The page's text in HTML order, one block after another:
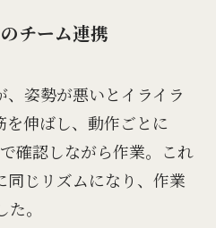
チーム連携
姿勢が悪いとイライラ
伸ばし、動作ごとに
確認しながら作業。これ
同じリズムになり、作業
。